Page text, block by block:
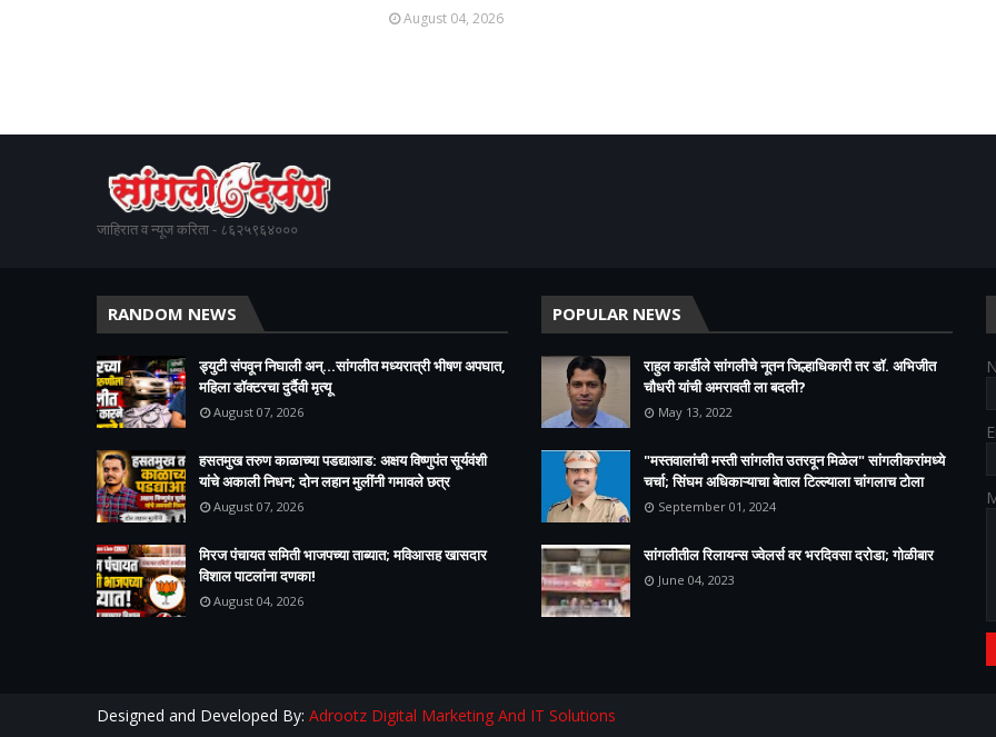
August 04, 2026
जाहिरात व न्यूज करिता - ८६२५९६४०००
RANDOM NEWS
ड्युटी संपवून निघाली अन्...सांगलीत मध्यरात्री भीषण अपघात,
महिला डॉक्टरचा दुर्दैवी मृत्यू
August 07, 2026
हसतमुख तरुण काळाच्या पडद्याआड: अक्षय विष्णुपंत सूर्यवंशी
यांचे अकाली निधन; दोन लहान मुलींनी गमावले छत्र
August 07, 2026
मिरज पंचायत समिती भाजपच्या ताब्यात; मविआसह खासदार
विशाल पाटलांना दणका!
August 04, 2026
POPULAR NEWS
राहुल कार्डीले सांगलीचे नूतन जिल्हाधिकारी तर डॉ. अभिजीत
चौधरी यांची अमरावती ला बदली?
May 13, 2022
"मस्तवालांची मस्ती सांगलीत उतरवून मिळेल" सांगलीकरांमध्ये
चर्चा; सिंघम अधिकाऱ्याचा बेताल टिल्ल्याला चांगलाच टोला
September 01, 2024
सांगलीतील रिलायन्स ज्वेलर्स वर भरदिवसा दरोडा; गोळीबार
June 04, 2023
Designed and Developed By: Adrootz Digital Marketing And IT Solutions